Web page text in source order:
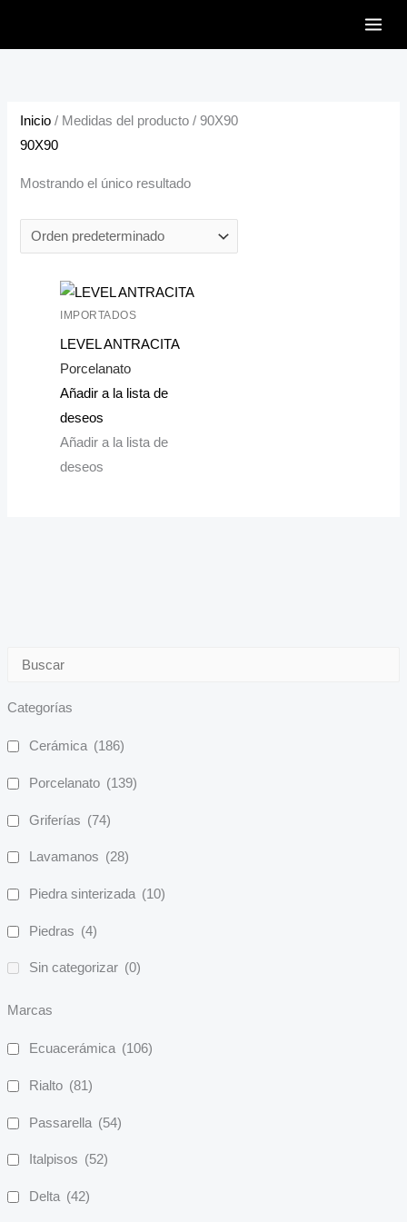
Categorías
Cerámica (186)
Porcelanato (139)
Griferías (74)
Lavamanos (28)
Piedra sinterizada (10)
Piedras (4)
Sin categorizar (0)
Marcas
Ecuacerámica (106)
Rialto (81)
Passarella (54)
Italpisos (52)
Delta (42)
Inicio / Medidas del producto / 90X90
90X90
Mostrando el único resultado
IMPORTADOS
LEVEL ANTRACITA
Porcelanato
Añadir a la lista de
deseos
Añadir a la lista de
deseos